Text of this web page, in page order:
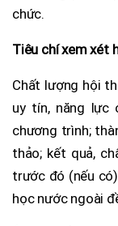
chức.
Tiêu chí xem xét
Chất lượng hội
uy tín, năng lực
chương trình;
thảo; kết quả,
trước đó (nếu
học nước ngoài